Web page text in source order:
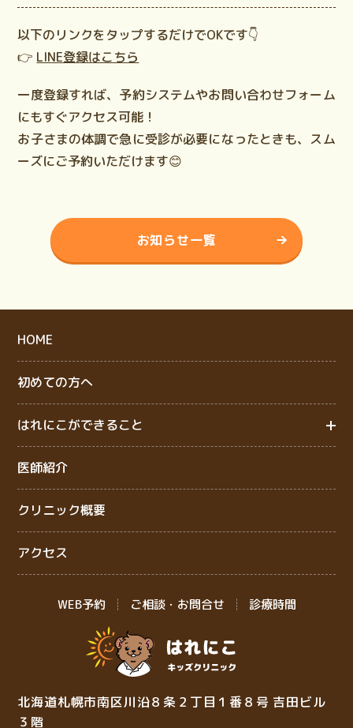
以下のリンクをタップするだけでOKです👇
👉 LINE登録はこちら
一度登録すれば、 予約システムやお問い合わせフォーム
にもすぐアクセス可能！
お子さまの体調で急に受診が必要になったときも、スム
ーズにご予約いただけます😊
お知らせ一覧
HOME
初めての方へ
はれにこができること
医師紹介
クリニック概要
アクセス
WEB予約 ご相談・お問合せ 診療時間
北海道札幌市南区川沿８条２丁目１番８号 吉田ビル
３階